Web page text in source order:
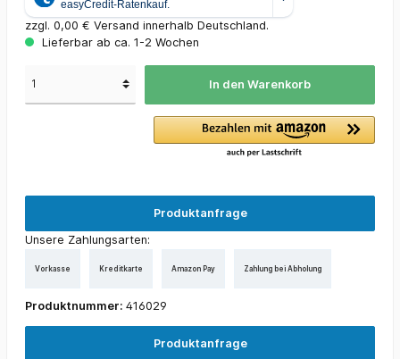
zzgl. 0,00 € Versand innerhalb Deutschland.
Lieferbar ab ca. 1-2 Wochen
In den Warenkorb
Produktanfrage
Unsere Zahlungsarten:
Vorkasse Kreditkarte Amazon Pay Zahlung bei Abholung
Produktnummer: 416029
Produktanfrage